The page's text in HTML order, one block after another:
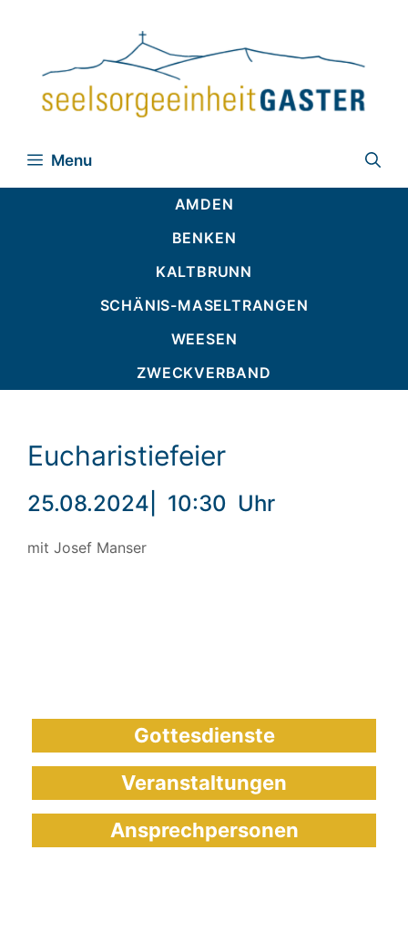
Menu
AMDEN
BENKEN
KALTBRUNN
SCHÄNIS-MASELTRANGEN
WEESEN
ZWECKVERBAND
Eucharistiefeier
25.08.2024 10:30 Uhr
mit Josef Manser
Gottesdienste
Veranstaltungen
Ansprechpersonen